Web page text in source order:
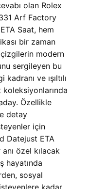
olan Rolex
Arf Factory
Saat, hem
bir zaman
modern
sergileyen bu
ve ışıltılı
Özellikle
detay
için
Datejust ETA
anı özel kılacak
hayatında
sosyal
kadar